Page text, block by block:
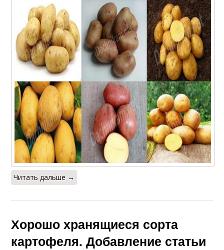
Читать дальше →
Хорошо хранящиеся сорта
картофеля. Добавление статьи